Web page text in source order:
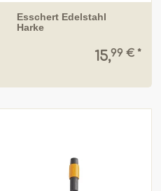
Esschert Edelstahl
Harke
15,99 € *